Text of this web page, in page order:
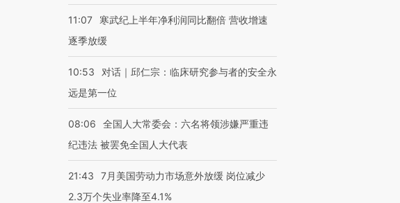
11:07
寒武纪上半年净利润同比翻倍 营收增速
逐季放缓
10:53
对话｜邱仁宗：临床研究参与者的安全永
远是第一位
08:06
全国人大常委会：六名将领涉嫌严重违
纪违法 被罢免全国人大代表
21:43
7月美国劳动力市场意外放缓 岗位减少
2.3万个失业率降至4.1%